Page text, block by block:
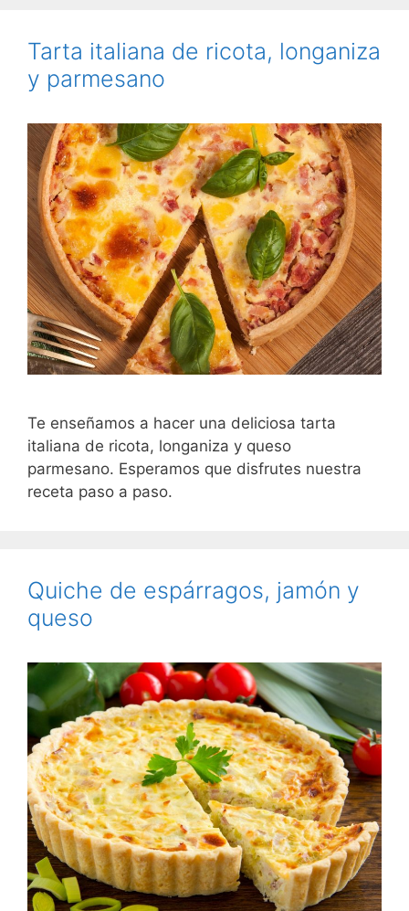
Tarta italiana de ricota, longaniza
y parmesano
Te enseñamos a hacer una deliciosa tarta
italiana de ricota, longaniza y queso
parmesano. Esperamos que disfrutes nuestra
receta paso a paso.
Quiche de espárragos, jamón y
queso